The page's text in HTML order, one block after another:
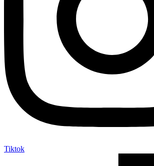
Tiktok